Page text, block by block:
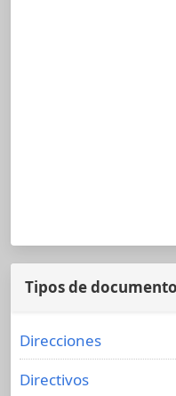
Tipos de
Direcciones
Directivos